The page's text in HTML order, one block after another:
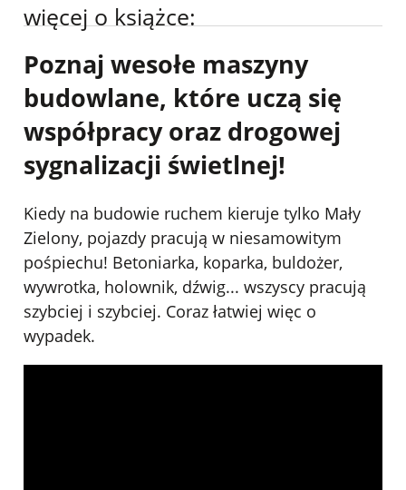
więcej o książce:
Poznaj wesołe maszyny
budowlane, które uczą się
współpracy oraz drogowej
sygnalizacji świetlnej!
Kiedy na budowie ruchem kieruje tylko Mały
Zielony, pojazdy pracują w niesamowitym
pośpiechu! Betoniarka, koparka, buldożer,
wywrotka, holownik, dźwig... wszyscy pracują
szybciej i szybciej. Coraz łatwiej więc o
wypadek.